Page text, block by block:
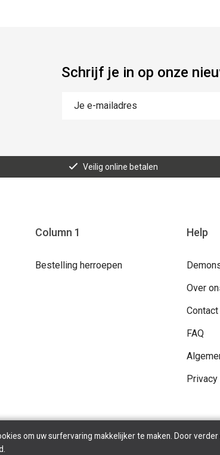
Schrijf je in op onze
Veilig online betalen
Column 1
Bestelling herroepen
Help
Over
Contact
FAQ
om uw surfervaring makkelijker te maken. Door